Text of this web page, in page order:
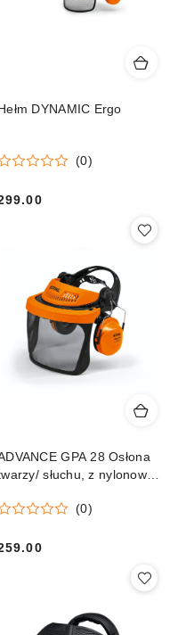
DYNAMIC Ergo
(0)
GPA 28 Osłona
słuchu, z nylonowym
(0)